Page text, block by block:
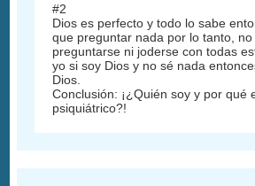
#2
Dios es perfecto y todo lo sabe
que preguntar nada por lo tanto,
preguntarse ni joderse con todas
yo si soy Dios y no sé nada
Dios.
Conclusión: ¡¿Quién soy y por qué
psiquiátrico?!